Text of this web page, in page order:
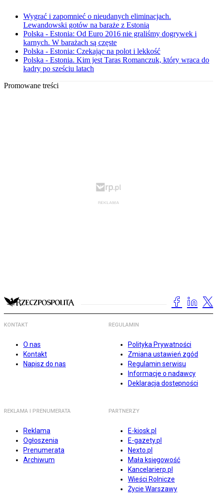
Wygrać i zapomnieć o nieudanych eliminacjach.
Lewandowski gotów na baraże z Estonią
Polska - Estonia: Od Euro 2016 nie graliśmy dogrywek i
karnych. W barażach są częste
Polska - Estonia: Czekając na polot i lekkość
Polska - Estonia. Kim jest Taras Romanczuk, który wraca do
kadry po sześciu latach
Promowane treści
KONTAKT
O nas
Kontakt
Napisz do nas
REGULAMIN
Polityka Prywatności
Zmiana ustawień zgód
Regulamin serwisu
Informacje o nadawcy
Deklaracja dostępności
REKLAMA I PRENUMERATA
Reklama
Ogłoszenia
Prenumerata
Archiwum
PARTNERZY
E-kiosk.pl
E-gazety.pl
Nexto.pl
Mała księgowość
Kancelarierp.pl
Wieści Rolnicze
Życie Warszawy